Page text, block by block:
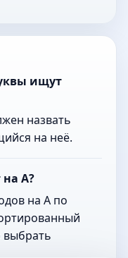
ищут
назвать
на неё.
А?
на А по
выбрать